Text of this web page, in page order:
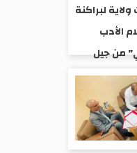
1925، شهدت ولاية لبراكنة
الأدب
من جيل